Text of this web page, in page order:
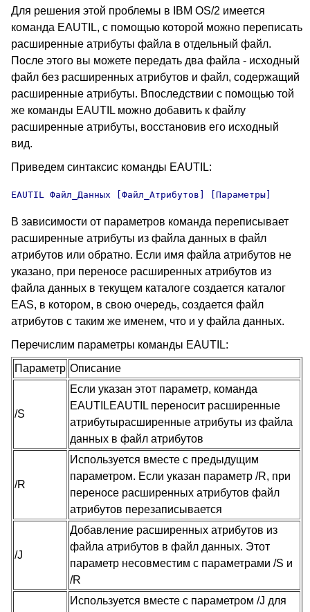
Для решения этой проблемы в IBM OS/2 имеется
команда EAUTIL, с помощью которой можно переписать
расширенные атрибуты файла в отдельный файл.
После этого вы можете передать два файла - исходный
файл без расширенных атрибутов и файл, содержащий
расширенные атрибуты. Впоследствии с помощью той
же команды EAUTIL можно добавить к файлу
расширенные атрибуты, восстановив его исходный
вид.
Приведем синтаксис команды EAUTIL:
EAUTIL Файл_Данных [Файл_Атрибутов] [Параметры]
В зависимости от параметров команда переписывает
расширенные атрибуты из файла данных в файл
атрибутов или обратно. Если имя файла атрибутов не
указано, при переносе расширенных атрибутов из
файла данных в текущем каталоге создается каталог
EAS, в котором, в свою очередь, создается файл
атрибутов с таким же именем, что и у файла данных.
Перечислим параметры команды EAUTIL:
Параметр Описание
/S
Если указан этот параметр, команда
EAUTILEAUTIL переносит расширенные
атрибутырасширенные атрибуты из файла
данных в файл атрибутов
/R
Используется вместе с предыдущим
параметром. Если указан параметр /R, при
переносе расширенных атрибутов файл
атрибутов перезаписывается
/J
Добавление расширенных атрибутов из
файла атрибутов в файл данных. Этот
параметр несовместим с параметрами /S и
/R
Используется вместе с параметром /J для